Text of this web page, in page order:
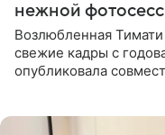
нежной
Возлюбленная
свежие кадры с
опубликовала